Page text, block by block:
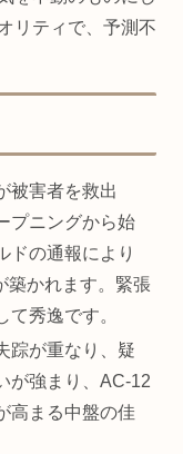
リティで、予測不
被害者を救出
プニングから始
ドの通報により
築かれます。緊張
秀逸です。
踪が重なり、疑
が強まり、AC-12
高まる中盤の佳